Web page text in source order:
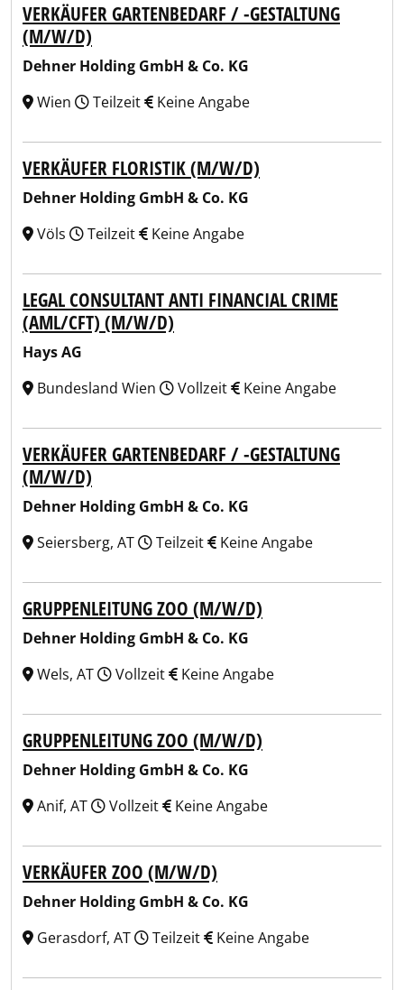
VERKÄUFER GARTENBEDARF / -GESTALTUNG
(M/W/D)
Dehner Holding GmbH & Co. KG
Wien
Teilzeit Keine Angabe
VERKÄUFER FLORISTIK (M/W/D)
Dehner Holding GmbH & Co. KG
Völs
Teilzeit Keine Angabe
LEGAL CONSULTANT ANTI FINANCIAL CRIME
(AML/CFT) (M/W/D)
Hays AG
Bundesland Wien
Vollzeit Keine Angabe
VERKÄUFER GARTENBEDARF / -GESTALTUNG
(M/W/D)
Dehner Holding GmbH & Co. KG
Seiersberg, AT
Teilzeit Keine Angabe
GRUPPENLEITUNG ZOO (M/W/D)
Dehner Holding GmbH & Co. KG
Wels, AT
Vollzeit Keine Angabe
GRUPPENLEITUNG ZOO (M/W/D)
Dehner Holding GmbH & Co. KG
Anif, AT
Vollzeit Keine Angabe
VERKÄUFER ZOO (M/W/D)
Dehner Holding GmbH & Co. KG
Gerasdorf, AT
Teilzeit Keine Angabe